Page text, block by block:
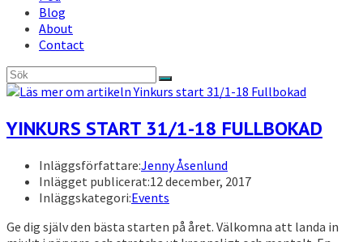
Blog
About
Contact
YINKURS START 31/1-18 FULLBOKAD
Inläggsförfattare:Jenny Åsenlund
Inlägget publicerat:12 december, 2017
Inläggskategori:Events
Ge dig själv den bästa starten på året. Välkomna att landa in